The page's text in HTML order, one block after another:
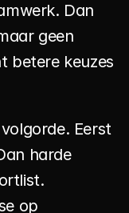
Dan
geen
betere keuzes
Eerst
harde
op